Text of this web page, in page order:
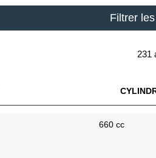
Filtrer
231
660 cc